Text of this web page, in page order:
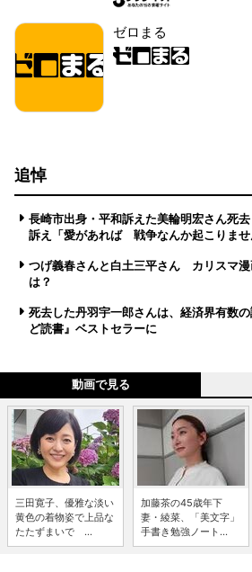
ゼロまる
追悼
長崎市出身・平和訴えた美輪明宏さん死
訴え「愛があれば 戦争なんか起こりませ
つげ義春さんと白土三平さん カリスマ漫
は？
死去した丹羽宇一郎さんは、経済界有数
ど読書』ベストセラーに
動画で見る
三田寛子、優雅な淡い
黄色の着物姿で上品な
たたずまいで ...
加藤茶の45歳年下
妻・綾菜、「美文字」
手書き勉強ノート...